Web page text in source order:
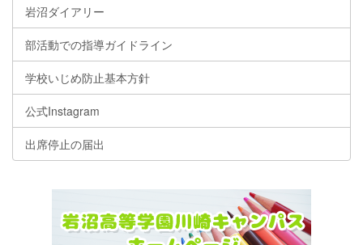
岩沼ダイアリー
部活動での指導ガイドライン
学校いじめ防止基本方針
公式Instagram
出席停止の届出